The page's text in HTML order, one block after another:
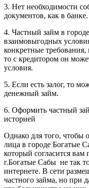
3. Нет необходимости
документов, как в
4. Частный займ в
взаимовыгодных
конкретные
то с кредитором он
условия.
5. Если есть залог, то
денежный займ.
6. Оформить частный
историей
Однако для того, чтобы
лица в городе Богатые
который согласится
г.Богатые Сабы не так
интернете. В сети
частного займа, но при